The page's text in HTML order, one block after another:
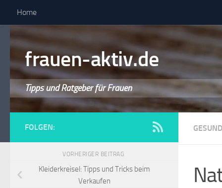
Home
frauen-aktiv.de
Tipps und Ratgeber für Frauen
FOLGEN:
VORHERIGER BEITRAG
Kleiderkreisel: Tipps und Tricks beim
Verkaufen